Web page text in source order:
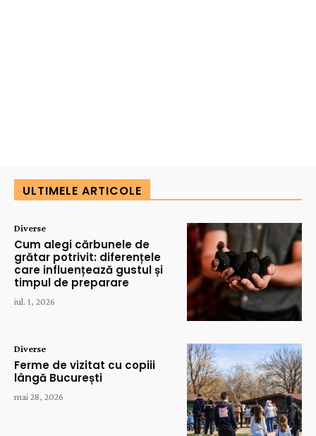
ULTIMELE ARTICOLE
Diverse
Cum alegi cărbunele de
grătar potrivit: diferențele
care influențează gustul și
timpul de preparare
iul. 1, 2026
Diverse
Ferme de vizitat cu copiii
lângă București
mai 28, 2026